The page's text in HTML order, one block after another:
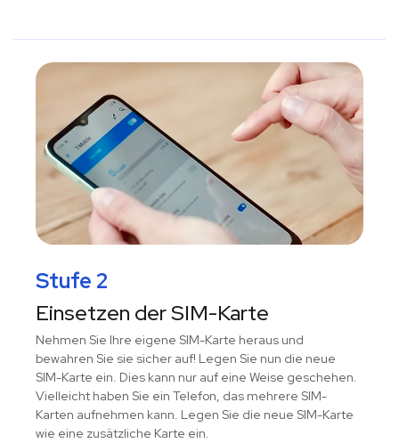
Stufe 2
Einsetzen der SIM-Karte
Nehmen Sie Ihre eigene SIM-Karte heraus und
bewahren Sie sie sicher auf! Legen Sie nun die neue
SIM-Karte ein. Dies kann nur auf eine Weise geschehen.
Vielleicht haben Sie ein Telefon, das mehrere SIM-
Karten aufnehmen kann. Legen Sie die neue SIM-Karte
wie eine zusätzliche Karte ein.